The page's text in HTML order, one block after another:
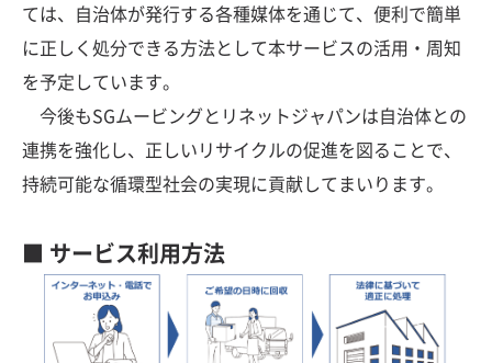
ては、自治体が発行する各種媒体を通じて、便利で簡単
に正しく処分できる方法として本サービスの活用・周知
を予定しています。
今後もSGムービングとリネットジャパンは自治体との
連携を強化し、正しいリサイクルの促進を図ることで、
持続可能な循環型社会の実現に貢献してまいります。
■ サービス利用方法